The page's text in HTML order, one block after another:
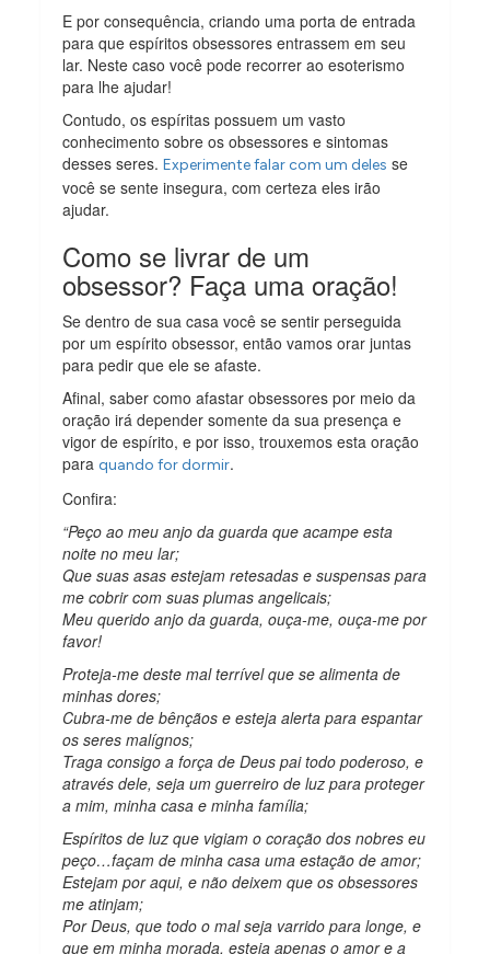
E por consequência, criando uma porta de entrada
para que espíritos obsessores entrassem em seu
lar. Neste caso você pode recorrer ao esoterismo
para lhe ajudar!
Contudo, os espíritas possuem um vasto
conhecimento sobre os obsessores e sintomas
desses seres.Experimente falar com um deles se
você se sente insegura, com certeza eles irão
ajudar.
Como se livrar de um
obsessor? Faça uma oração!
Se dentro de sua casa você se sentir perseguida
por um espírito obsessor, então vamos orar juntas
para pedir que ele se afaste.
Afinal, saber como afastar obsessores por meio da
oração irá depender somente da sua presença e
vigor de espírito, e por isso, trouxemos esta oração
paraquando for dormir.
Confira:
“Peço ao meu anjo da guarda que acampe esta
noite no meu lar;
Que suas asas estejam retesadas e suspensas para
me cobrir com suas plumas angelicais;
Meu querido anjo da guarda, ouça-me, ouça-me por
favor!
Proteja-me deste mal terrível que se alimenta de
minhas dores;
Cubra-me de bênçãos e esteja alerta para espantar
os seres malígnos;
Traga consigo a força de Deus pai todo poderoso, e
através dele, seja um guerreiro de luz para proteger
a mim, minha casa e minha família;
Espíritos de luz que vigiam o coração dos nobres eu
peço…façam de minha casa uma estação de amor;
Estejam por aqui, e não deixem que os obsessores
me atinjam;
Por Deus, que todo o mal seja varrido para longe, e
que em minha morada, esteja apenas o amor e a